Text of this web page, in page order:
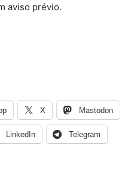
aviso prévio.
X Mastodon
LinkedIn Telegram